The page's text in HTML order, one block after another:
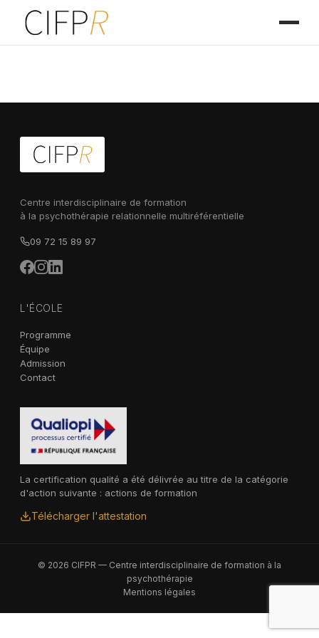
Centre interdisciplinaire de formation
à la psychothérapie relationnelle multiréférentielle
09 72 15 89 97
L'ÉCOLE
Programme
Équipe
Admission
Contact
La certification qualité a été délivrée au titre de la catégorie
d'action suivante : actions de formation
Télécharger l'attestation
© 2026 CIFPR — Centre interdisciplinaire de formation à la
psychothérapie
Mentions légales